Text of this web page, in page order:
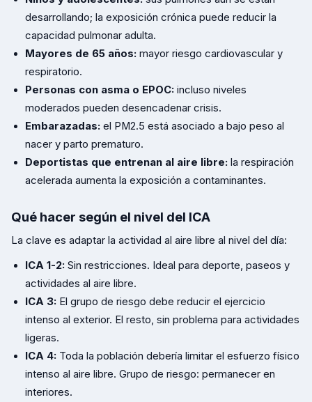
desarrollando; la exposición crónica puede reducir la
capacidad pulmonar adulta.
Mayores de 65 años: mayor riesgo cardiovascular y
respiratorio.
Personas con asma o EPOC: incluso niveles
moderados pueden desencadenar crisis.
Embarazadas: el PM2.5 está asociado a bajo peso al
nacer y parto prematuro.
Deportistas que entrenan al aire libre: la respiración
acelerada aumenta la exposición a contaminantes.
Qué hacer según el nivel del ICA
La clave es adaptar la actividad al aire libre al nivel del día:
ICA 1-2: Sin restricciones. Ideal para deporte, paseos y
actividades al aire libre.
ICA 3: El grupo de riesgo debe reducir el ejercicio
intenso al exterior. El resto, sin problema para actividades
ligeras.
ICA 4: Toda la población debería limitar el esfuerzo físico
intenso al aire libre. Grupo de riesgo: permanecer en
interiores.